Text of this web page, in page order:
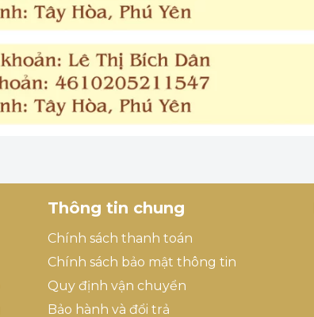
Thông tin chung
Chính sách thanh toán
Chính sách bảo mật thông tin
Quy định vận chuyển
Bảo hành và đổi trả